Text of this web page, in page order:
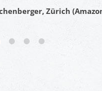
Zürich